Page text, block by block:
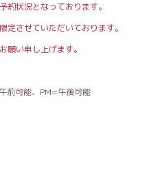
約状況となっております。
定させていただいております。
願い申し上げます。
前可能、PM=午後可能